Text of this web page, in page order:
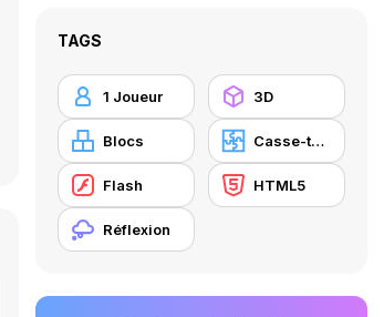
TAGS
1 Joueur 3D
Blocs Casse-tête
Flash HTML5
Réflexion